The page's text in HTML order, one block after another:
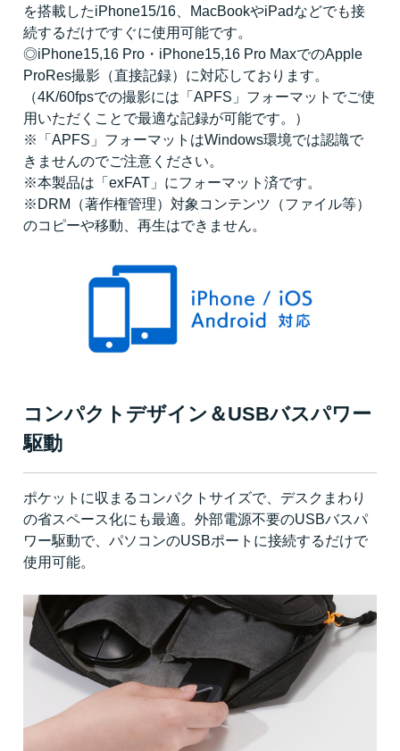
を搭載したiPhone15/16、MacBookやiPadなどでも接
続するだけですぐに使用可能です。
◎iPhone15,16 Pro・iPhone15,16 Pro MaxでのApple
ProRes撮影（直接記録）に対応しております。
（4K/60fpsでの撮影には「APFS」フォーマットでご使
用いただくことで最適な記録が可能です。）
※「APFS」フォーマットはWindows環境では認識で
きませんのでご注意ください。
※本製品は「exFAT」にフォーマット済です。
※DRM（著作権管理）対象コンテンツ（ファイル等）
のコピーや移動、再生はできません。
コンパクトデザイン＆USBバスパワー
駆動
ポケットに収まるコンパクトサイズで、デスクまわり
の省スペース化にも最適。外部電源不要のUSBバスパ
ワー駆動で、パソコンのUSBポートに接続するだけで
使用可能。